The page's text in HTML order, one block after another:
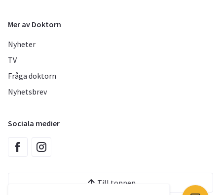
Mer av Doktorn
Nyheter
TV
Fråga doktorn
Nyhetsbrev
Sociala medier
Till toppen